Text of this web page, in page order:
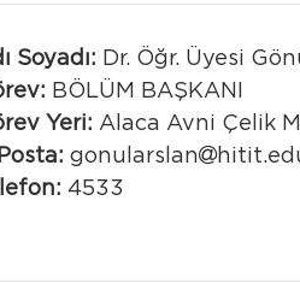
Soyadı: Dr. Öğr. Üyesi
BÖLÜM BAŞKANI
Yeri: Alaca Avni Çelik
gonularslan
4533